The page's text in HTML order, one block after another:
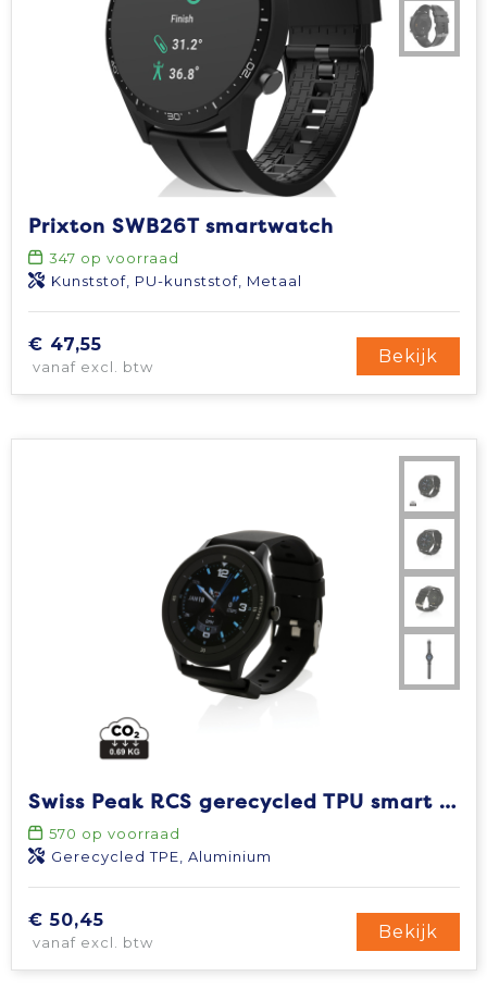
Prixton SWB26T smartwatch
347 op voorraad
Kunststof, PU-kunststof, Metaal
€ 47,55
vanaf excl. btw
Bekijk
Swiss Peak RCS gerecycled TPU smart watch
570 op voorraad
Gerecycled TPE, Aluminium
€ 50,45
vanaf excl. btw
Bekijk